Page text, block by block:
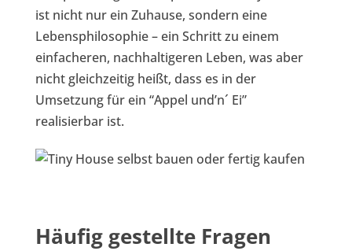
ist nicht nur ein Zuhause, sondern eine
Lebensphilosophie – ein Schritt zu einem
einfacheren, nachhaltigeren Leben, was aber
nicht gleichzeitig heißt, dass es in der
Umsetzung für ein “Appel und’n´ Ei”
realisierbar ist.
Häufig gestellte Fragen